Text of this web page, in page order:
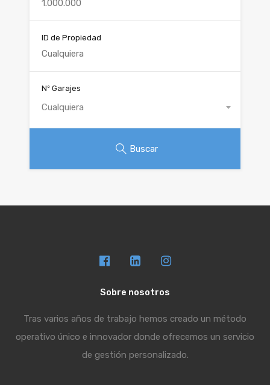
ID de Propiedad
Nº Garajes
Cualquiera
Buscar
Sobre nosotros
Tras varios años de trabajo hemos creado un método
operativo único e innovador donde ofrecemos un servicio
de gestión personalizado.